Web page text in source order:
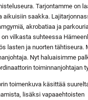
Tarjontamme on
aikuisiin saakka.
akrobatiaa ja
vilkasta suhteessa
lasten ja nuorten tähtiseura.
Nyt haluaisimme
toiminnanjohtajan
toimenkuva käsittää
lisäksi vapaaehtoisten